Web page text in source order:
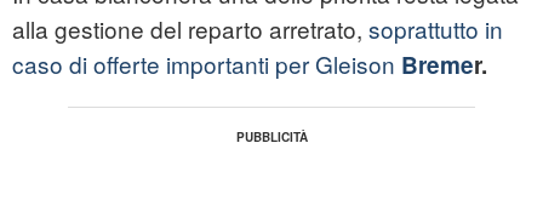
alla gestione del reparto arretrato, soprattutto in
caso di offerte importanti per Gleison Bremer.